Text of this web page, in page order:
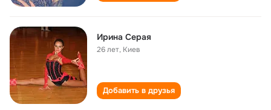
Ирина Серая
26 лет, Киев
Добавить в друзья